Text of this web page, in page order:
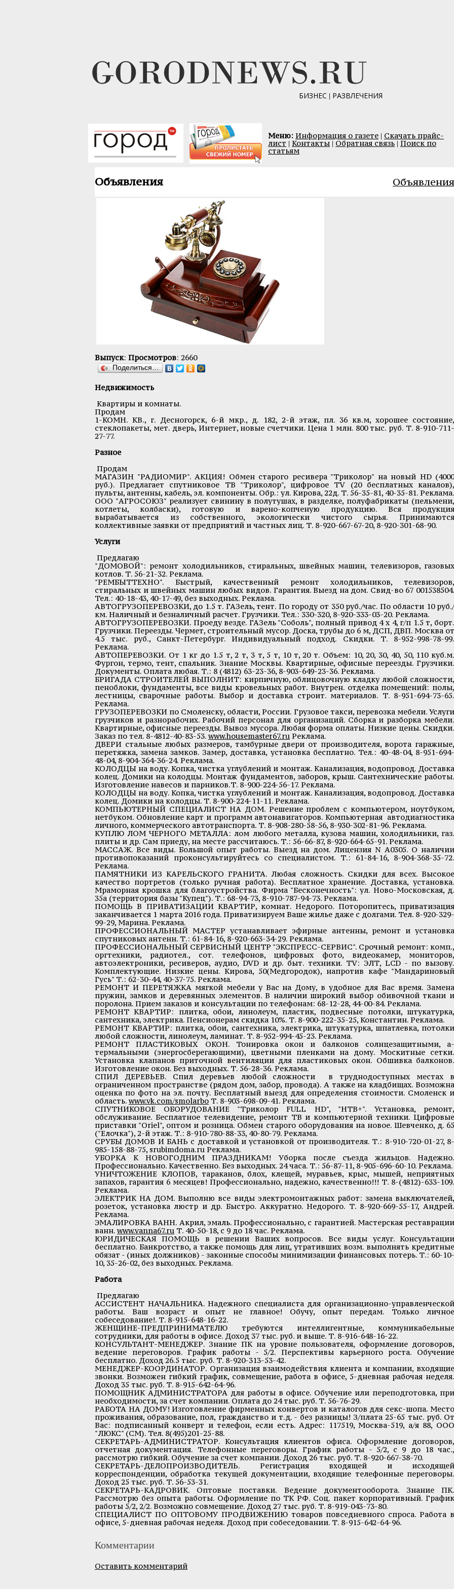
БИЗНЕС | РАЗВЛЕЧЕНИЯ
Меню: Информация о газете | Скачать прайс-
лист | Контакты | Обратная связь | Поиск по
статьям
Объявления Объявления
Выпуск: Просмотров: 2660
Поделиться…
Недвижимость
Квартиры и комнаты.
Продам
1-КОМН. КВ., г. Десногорск, 6-й мкр., д. 182, 2-й этаж, пл. 36 кв.м, хорошее состояние,
стеклопакеты, мет. дверь, Интернет, новые счетчики. Цена 1 млн. 800 тыс. руб. Т. 8-910-711-
27-77.
Разное
Продам
МАГАЗИН "РАДИОМИР". АКЦИЯ! Обмен старого ресивера "Триколор" на новый HD (4000
руб.). Предлагает спутниковое ТВ "Триколор", цифровое ТV (20 бесплатных каналов),
пульты, антенны, кабель, эл. компоненты. Обр.: ул. Кирова, 22д. Т. 56-35-81, 40-35-81. Реклама.
ООО "АГРОСОЮЗ" реализует свинину в полутушах, в разделке, полуфабрикаты (пельмени,
котлеты, колбаски), готовую и варено-копченую продукцию. Вся продукция
вырабатывается из собственного, экологически чистого сырья. Принимаются
коллективные заявки от предприятий и частных лиц. Т. 8-920-667-67-20, 8-920-301-68-90.
Услуги
Предлагаю
"ДОМОВОЙ": ремонт холодильников, стиральных, швейных машин, телевизоров, газовых
котлов. Т. 56-21-32. Реклама.
"РЕМБЫТТЕХНО". Быстрый, качественный ремонт холодильников, телевизоров,
стиральных и швейных машин любых видов. Гарантия. Выезд на дом. Свид-во 67 001538504.
Тел.: 40-18-43, 40-17-49, без выходных. Реклама.
АВТОГРУЗОПЕРЕВОЗКИ, до 1.5 т. ГАЗель, тент. По городу от 350 руб./час. По области 10 руб./
км. Наличный и безналичный расчет. Грузчики. Тел.: 330-320, 8-920-333-03-20. Реклама.
АВТОГРУЗОПЕРЕВОЗКИ. Проеду везде. ГАЗель "Соболь", полный привод 4 х 4, г/п 1.5 т, борт.
Грузчики. Переезды. Чермет, строительный мусор. Доска, трубы до 6 м, ДСП, ДВП. Москва от
4.5 тыс. руб., Санкт-Петербург. Индивидуальный подход. Скидки. Т. 8-952-998-78-99.
Реклама.
АВТОПЕРЕВОЗКИ. От 1 кг до 1.5 т, 2 т, 3 т, 5 т, 10 т, 20 т. Объем: 10, 20, 30, 40, 50, 110 куб.м.
Фургон, термо, тент, спальник. Знание Москвы. Квартирные, офисные переезды. Грузчики.
Документы. Оплата любая. Т.: 8 (4812) 63-23-36, 8-903-649-23-36. Реклама.
БРИГАДА СТРОИТЕЛЕЙ ВЫПОЛНИТ: кирпичную, облицовочную кладку любой сложности,
пеноблоки, фундаменты, все виды кровельных работ. Внутрен. отделка помещений: полы,
лестницы, сварочные работы. Выбор и доставка строит. материалов. Т. 8-951-694-73-65.
Реклама.
ГРУЗОПЕРЕВОЗКИ по Смоленску, области, России. Грузовое такси, перевозка мебели. Услуги
грузчиков и разнорабочих. Рабочий персонал для организаций. Сборка и разборка мебели.
Квартирные, офисные переезды. Вывоз мусора. Любая форма оплаты. Низкие цены. Скидки.
Заказ по тел. 8-4812-40-83-53.www.housemaster67.ru Реклама.
ДВЕРИ стальные любых размеров, тамбурные двери от производителя, ворота гаражные,
перетяжка, замена замков. Замер, доставка, установка бесплатно. Тел.: 40-48-04, 8-951-694-
48-04, 8-904-364-36-24. Реклама.
КОЛОДЦЫ на воду. Копка, чистка углублений и монтаж. Канализация, водопровод. Доставка
колец. Домики на колодцы. Монтаж фундаментов, заборов, крыш. Сантехнические работы.
Изготовление навесов и парников.Т. 8-900-224-56-17. Реклама.
КОЛОДЦЫ на воду. Копка, чистка углублений и монтаж. Канализация, водопровод. Доставка
колец. Домики на колодцы. Т. 8-900-224-11-11. Реклама.
КОМПЬЮТЕРНЫЙ СПЕЦИАЛИСТ НА ДОМ. Решение проблем с компьютером, ноутбуком,
нетбуком. Обновление карт и программ автонавигаторов. Компьютерная автодиагностика
личного, коммерческого автотранспорта. Т. 8-908-280-58-56, 8-930-302-81-96. Реклама.
КУПЛЮ ЛОМ ЧЕРНОГО МЕТАЛЛА: лом любого металла, кузова машин, холодильники, газ.
плиты и др. Сам приеду, на месте рассчитаюсь. Т.: 56-66-87, 8-920-664-65-91. Реклама.
МАССАЖ. Все виды. Большой опыт работы. Выезд на дом. Лицензия N А0305. О наличии
противопоказаний проконсультируйтесь со специалистом. Т.: 61-84-16, 8-904-368-35-72.
Реклама.
ПАМЯТНИКИ ИЗ КАРЕЛЬСКОГО ГРАНИТА. Любая сложность. Скидки для всех. Высокое
качество портретов (только ручная работа). Бесплатное хранение. Доставка, установка.
Мраморная крошка для благоустройства. Фирма "Бесконечность": ул. Ново-Московская, д.
35а (территория базы "Купец"). Т.: 68-94-73, 8-910-787-94-73. Реклама.
ПОМОЩЬ В ПРИВАТИЗАЦИИ КВАРТИР, комнат. Недорого. Поторопитесь, приватизация
заканчивается 1 марта 2016 года. Приватизируем Ваше жилье даже с долгами. Тел. 8-920-329-
99-29, Марина. Реклама.
ПРОФЕССИОНАЛЬНЫЙ МАСТЕР устанавливает эфирные антенны, ремонт и установка
спутниковых антенн. Т.: 61-84-16, 8-920-663-34-29. Реклама.
ПРОФЕССИОНАЛЬНЫЙ СЕРВИСНЫЙ ЦЕНТР "ЭКСПРЕСС-СЕРВИС". Срочный ремонт: комп.,
оргтехники, радиотел., сот. телефонов, цифровых фото, видеокамер, мониторов,
автоэлектроники, ресиверов, аудио, DVD и др. быт. техники. TV: ЭЛТ, LCD - по вызову.
Комплектующие. Низкие цены. Кирова, 50(Медгородок), напротив кафе "Мандариновый
Гусь" Т.: 62-30-44, 40-37-75. Реклама.
РЕМОНТ И ПЕРЕТЯЖКА мягкой мебели у Вас на Дому, в удобное для Вас время. Замена
пружин, замков и деревянных элементов. В наличии широкий выбор обивочной ткани и
поролона. Прием заказов и консультации по телефонам: 68-12-28, 44-00-84. Реклама.
РЕМОНТ КВАРТИР: плитка, обои, линолеум, пластик, подвесные потолки, штукатурка,
сантехника, электрика. Пенсионерам скидка 10%. Т. 8-900-222-35-25, Константин. Реклама.
РЕМОНТ КВАРТИР: плитка, обои, сантехника, электрика, штукатурка, шпатлевка, потолки
любой сложности, линолеум, ламинат. Т. 8-952-994-45-23. Реклама.
РЕМОНТ ПЛАСТИКОВЫХ ОКОН. Тонировка окон и балконов солнцезащитными, а-
термальными (энергосберегающими), цветными пленками на дому. Москитные сетки.
Установка клапанов приточной вентиляции для пластиковых окон. Обшивка балконов.
Изготовление окон. Без выходных. Т. 56-28-36. Реклама.
СПИЛ ДЕРЕВЬЕВ. Спил деревьев любой сложности в труднодоступных местах в
ограниченном пространстве (рядом дом, забор, провода). А также на кладбищах. Возможна
оценка по фото на эл. почту. Бесплатный выезд для определения стоимости. Смоленск и
область.www.vk.com/smolarbo Т. 8-903-698-09-41. Реклама.
СПУТНИКОВОЕ ОБОРУДОВАНИЕ "Триколор FULL HD", "НТВ+". Установка, ремонт,
обслуживание. Бесплатное телевидение, ремонт ТВ и компьютерной техники. Цифровые
приставки "Oriel", оптом и розница. Обмен старого оборудования на новое. Шевченко, д. 65
("Елочка"), 2-й этаж. Т.: 8-910-780-88-33, 40-80-79. Реклама.
СРУБЫ ДОМОВ И БАНЬ с доставкой и установкой от производителя. Т.: 8-910-720-01-27, 8-
985-158-88-75, srubimdoma.ru Реклама.
УБОРКА К НОВОГОДНИМ ПРАЗДНИКАМ! Уборка после съезда жильцов. Надежно.
Профессионально. Качественно. Без выходных. 24 часа. Т.: 56-87-11, 8-905-696-60-10. Реклама.
УНИЧТОЖЕНИЕ КЛОПОВ, тараканов, блох, клещей, муравьев, крыс, мышей, неприятных
запахов, гарантия 6 месяцев! Профессионально, надежно, качественно!!! Т. 8-(4812)-633-109.
Реклама.
ЭЛЕКТРИК НА ДОМ. Выполню все виды электромонтажных работ: замена выключателей,
розеток, установка люстр и др. Быстро. Аккуратно. Недорого. Т. 8-920-669-55-17, Андрей.
Реклама.
ЭМАЛИРОВКА ВАНН. Акрил, эмаль. Профессионально, с гарантией. Мастерская реставрации
ванн.www.vanna67.ru Т. 40-50-18, с 9 до 18 час. Реклама.
ЮРИДИЧЕСКАЯ ПОМОЩЬ в решении Ваших вопросов. Все виды услуг. Консультации
бесплатно. Банкротство, а также помощь для лиц, утративших возм. выполнять кредитные
обязат - (иных должников) - законные способы минимизации финансовых потерь. Т.: 60-10-
10, 35-26-02, без выходных. Реклама.
Работа
Предлагаю
АССИСТЕНТ НАЧАЛЬНИКА. Надежного специалиста для организационно-управленческой
работы. Ваш возраст и опыт не главное! Обучу, опыт передам. Только личное
собеседование!. Т. 8-915-648-16-22.
ЖЕНЩИНЕ-ПРЕДПРИНИМАТЕЛЮ требуются интеллигентные, коммуникабельные
сотрудники, для работы в офисе. Доход 37 тыс. руб. и выше. Т. 8-916-648-16-22.
КОНСУЛЬТАНТ-МЕНЕДЖЕР. Знание ПК на уровне пользователя, оформление договоров,
ведение переговоров. График работы - 5/2. Перспективы карьерного роста. Обучение
бесплатно. Доход 26.5 тыс. руб. Т. 8-920-313-53-42.
МЕНЕДЖЕР-КООРДИНАТОР. Организация взаимодействия клиента и компании, входящие
звонки. Возможен гибкий график, совмещение, работа в офисе, 5-дневная рабочая неделя.
Доход 35 тыс. руб. Т. 8-915-642-64-96.
ПОМОЩНИК АДМИНИСТРАТОРА для работы в офисе. Обучение или переподготовка, при
необходимости, за счет компании. Оплата до 24 тыс. руб. Т. 56-76-29.
РАБОТА НА ДОМУ! Изготовление фирменных конвертов и каталогов для секс-шопа. Место
проживания, образование, пол, гражданство и т.д. - без разницы! З/плата 25-65 тыс. руб. От
Вас: подписанный конверт и телефон, если есть. Адрес: 117519, Москва-519, а/я 88, ООО
"ЛЮКС" (СМ). Тел. 8(495)201-25-88.
СЕКРЕТАРЬ-АДМИНИСТРАТОР. Консультация клиентов офиса. Оформление договоров,
отчетная документация. Телефонные переговоры. График работы - 5/2, с 9 до 18 час.,
рассмотрю гибкий. Обучение за счет компании. Доход 26 тыс. руб. Т. 8-920-667-38-70.
СЕКРЕТАРЬ-ДЕЛОПРОИЗВОДИТЕЛЬ. Регистрация входящей и исходящей
корреспонденции, обработка текущей документации, входящие телефонные переговоры.
Доход 25 тыс. руб. Т. 56-53-31.
СЕКРЕТАРЬ-КАДРОВИК. Оптовые поставки. Ведение документооборота. Знание ПК.
Рассмотрю без опыта работы. Оформление по ТК РФ. Соц. пакет корпоративный. График
работы 5/2, 2/2. Возможно совмещение. Доход 27 тыс. руб. Т. 8-919-043-73-80.
СПЕЦИАЛИСТ ПО ОПТОВОМУ ПРОДВИЖЕНИЮ товаров повседневного спроса. Работа в
офисе, 5-дневная рабочая неделя. Доход при собеседовании. Т. 8-915-642-64-96.
Комментарии
Оставить комментарий